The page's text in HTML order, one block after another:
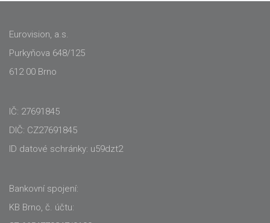
Eurovision, a.s.
Purkyňova 648/125
612 00 Brno
IČ: 27691845
DIČ: CZ27691845
ID datové schránky: u59dzt2
Bankovní spojení:
KB Brno, č. účtu: